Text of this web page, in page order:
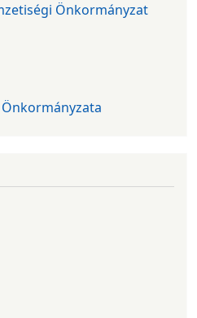
Önkormányzat